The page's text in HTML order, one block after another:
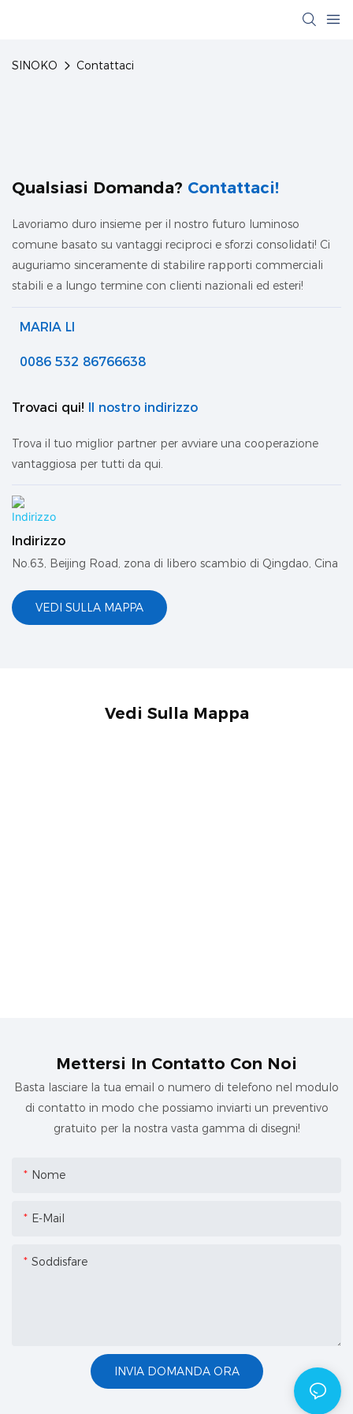
SINOKO Contattaci
Qualsiasi Domanda? Contattaci!
Lavoriamo duro insieme per il nostro futuro luminoso
comune basato su vantaggi reciproci e sforzi consolidati! Ci
auguriamo sinceramente di stabilire rapporti commerciali
stabili e a lungo termine con clienti nazionali ed esteri!
MARIA LI
0086 532 86766638
Trovaci qui! Il nostro indirizzo
Trova il tuo miglior partner per avviare una cooperazione
vantaggiosa per tutti da qui.
Indirizzo
No.63, Beijing Road, zona di libero scambio di Qingdao, Cina
VEDI SULLA MAPPA
Vedi Sulla Mappa
Mettersi In Contatto Con Noi
Basta lasciare la tua email o numero di telefono nel modulo
di contatto in modo che possiamo inviarti un preventivo
gratuito per la nostra vasta gamma di disegni!
Nome
E-Mail
Soddisfare
INVIA DOMANDA ORA